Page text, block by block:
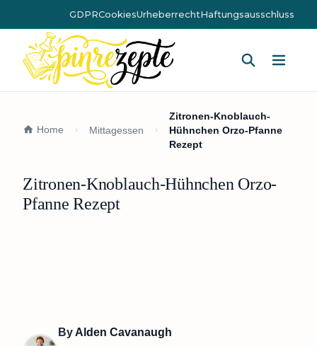
GDPRCookiesUrheberrechtHaftungsausschluss
Home Mittagessen
Zitronen-Knoblauch-
Hühnchen Orzo-Pfanne
Rezept
Zitronen-Knoblauch-Hühnchen Orzo-
Pfanne Rezept
ByAlden Cavanaugh